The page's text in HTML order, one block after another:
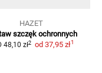
HAZET
szczęk ochronnych
48,10 zł2 od 37,95 zł1